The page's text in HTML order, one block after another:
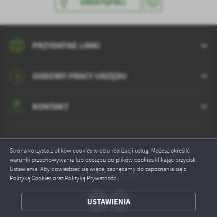
Strona korzysta z plików cookies w celu realizacji usług. Możesz określić
warunki przechowywania lub dostępu do plików cookies klikając przycisk
Ustawienia. Aby dowiedzieć się więcej zachęcamy do zapoznania się z
Polityką Cookies oraz Polityką Prywatności.
USTAWIENIA
ZAPISZ WYBRANE
UDOSTĘPNIJ
PRZYDATNE LINKI
GODZINY PRACY URZĘDU
KONTAKT
Odwiedzin: 80879